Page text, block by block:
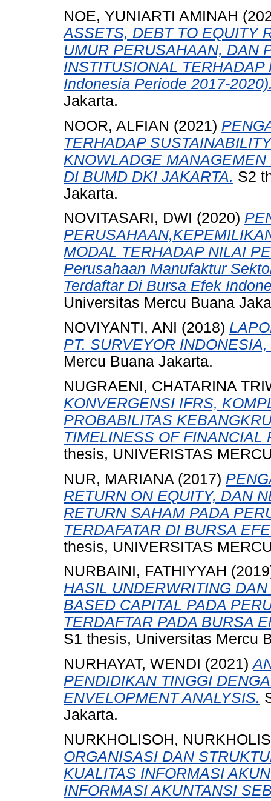
NOE, YUNIARTI AMINAH
ASSETS, DEBT TO EQUITY
UMUR PERUSAHAAN, DAN
INSTITUSIONAL
Indonesia Periode 2017-
Jakarta.
NOOR, ALFIAN (2021)
TERHADAP
KNOWLADGE
DI BUMD DKI JAKARTA. S2
Jakarta.
NOVITASARI, DWI (2020)
MODAL TERHADAP NILAI
Perusahaan Manufaktur
Terdaftar Di Bursa Efek
Universitas Mercu Buana
NOVIYANTI, ANI (2018)
PT. SURVEYOR
Mercu Buana Jakarta.
NUGRAENI, CHATARINA
KONVERGENSI IFRS,
PROBABILITAS
TIMELINESS OF FINANCIAL
thesis, UNIVERISTAS
NUR, MARIANA (2017)
RETURN ON EQUITY, DAN
RETURN SAHAM PADA
TERDAFATAR DI BURSA
thesis, UNIVERSITAS
NURBAINI, FATHIYYAH
HASIL UNDERWRITING
BASED CAPITAL PADA
TERDAFTAR PADA BURSA
S1 thesis, Universitas Mercu
NURHAYAT, WENDI (2021)
PENDIDIKAN TINGGI
ENVELOPMENT ANALYSIS.
Jakarta.
NURKHOLISOH,
ORGANISASI DAN
KUALITAS INFORMASI
INFORMASI AKUNTANSI